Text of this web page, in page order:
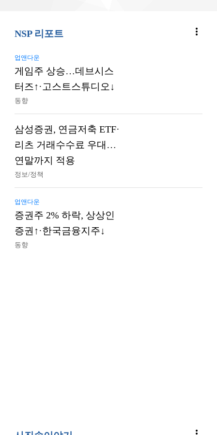
NSP 리포트 more_vert
업앤다운
게임주 상승…데브시스
터즈↑·고스트스튜디오↓
동향
삼성증권, 연금저축 ETF·
리츠 거래수수료 우대…
연말까지 적용
정보/정책
업앤다운
증권주 2% 하락, 상상인
증권↑·한국금융지주↓
동향